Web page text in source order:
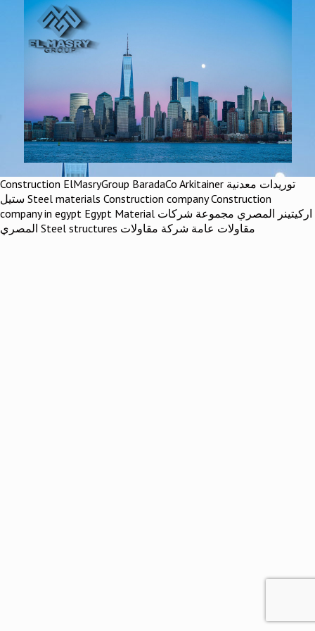
Construction ElMasryGroup BaradaCo Arkitainer توريدات معدنية
ستيل Steel materials Construction company Construction
company in egypt Egypt Material اركيتينر المصري مجموعة شركات
المصري Steel structures مقاولات عامة شركة مقاولات